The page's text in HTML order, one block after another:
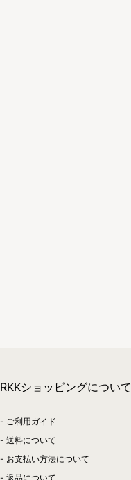
RKKショッピングについて
ご利用ガイド
送料について
お支払い方法について
返品について